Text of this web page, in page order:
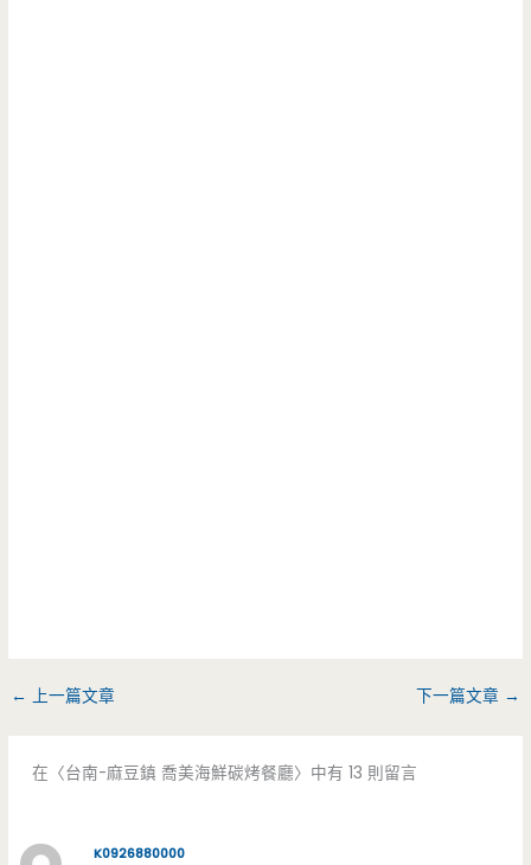
← 上一篇文章 下一篇文章 →
在〈台南-麻豆鎮 喬美海鮮碳烤餐廳〉中有 13 則留言
K0926880000